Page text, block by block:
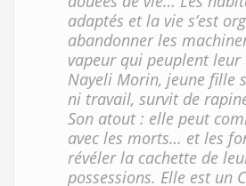
adaptés et la vie s’est
abandonner les
vapeur qui peuplent leur
Nayeli Morin, jeune fille
ni travail, survit de
Son atout : elle peut
avec les morts… et les
révéler la cachette de
possessions. Elle est un